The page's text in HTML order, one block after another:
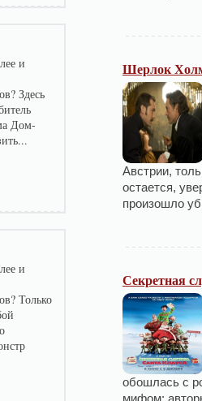
Шерлок
Австрии,
остается,
произошло
Секретная
обошлась с
и
Здесь
Дом-
и
Только